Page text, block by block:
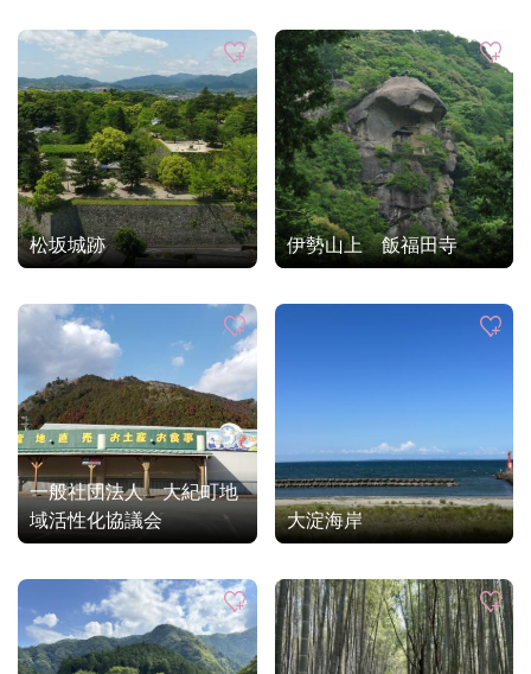
松坂城跡 伊勢山上 飯福田寺
一般社団法人 大紀町地
域活性化協議会
大淀海岸